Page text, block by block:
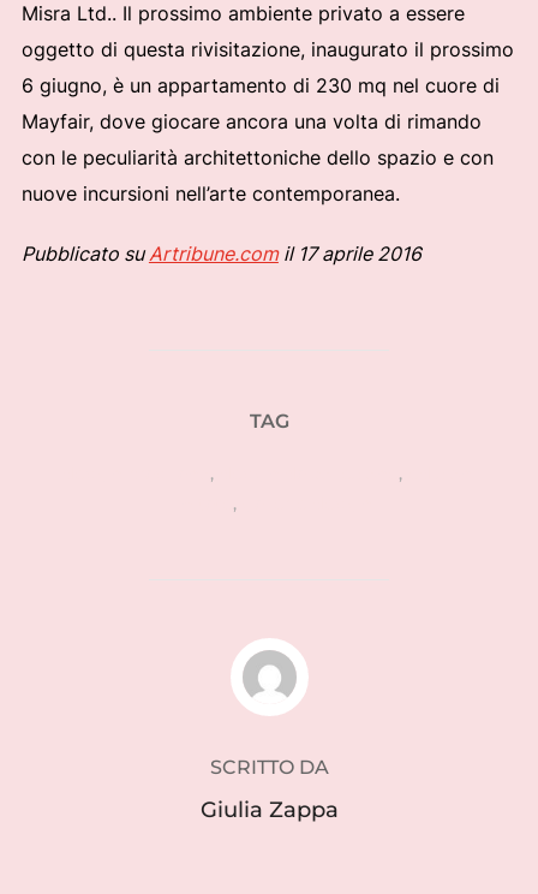
Misra Ltd.. Il prossimo ambiente privato a essere
oggetto di questa rivisitazione, inaugurato il prossimo
6 giugno, è un appartamento di 230 mq nel cuore di
Mayfair, dove giocare ancora una volta di rimando
con le peculiarità architettoniche dello spazio e con
nuove incursioni nell’arte contemporanea.
Pubblicato suArtribune.comil 17 aprile 2016
TAG
, ,
,
AUTORE DELL'ARTICOLO
SCRITTO DA
Giulia Zappa